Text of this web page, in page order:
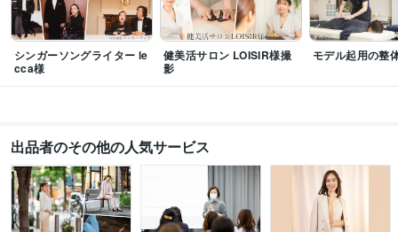
シンガーソングライター le
cca様
健美活サロン LOISIR様撮
影
モデル起用の整
出品者のその他の人気サービス